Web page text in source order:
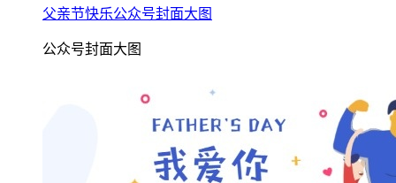
父亲节快乐公众号封面大图
公众号封面大图